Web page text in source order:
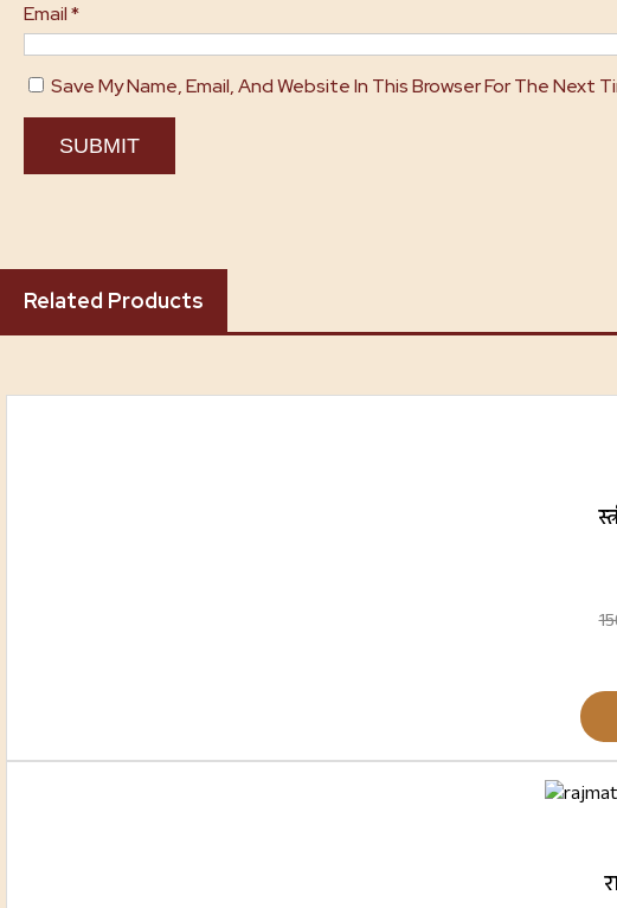
Email*
Save My Name, Email, And Website In This Browser For The Next
Related Products